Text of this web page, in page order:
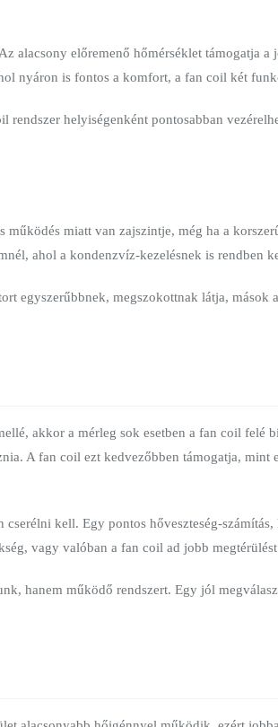
alacsony előremenő hőmérséklet támogatja
nyáron is fontos a komfort, a fan coil két
helyiségenként pontosabban
miatt van zajszintje, még ha a
ahol a kondenzvíz-kezelésnek is rendben
egyszerűbbnek, megszokottnak látja,
akkor a mérleg sok esetben a fan coil felé
A fan coil ezt kedvezőbben támogatja, mint
kell. Egy pontos hőveszteség-
vagy valóban a fan coil ad jobb
hanem működő rendszert. Egy jól